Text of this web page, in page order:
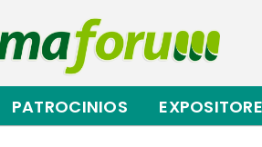
PATROCINIOS